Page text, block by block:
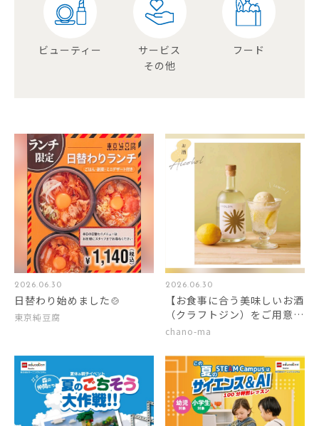
ビューティー
サービス
その他
フード
2026.06.30
日替わり始めました🍲
東京純豆腐
2026.06.30
【お食事に合う美味しいお酒
（クラフトジン）をご用意し
ました】華やかに香る”微ア
chano-ma